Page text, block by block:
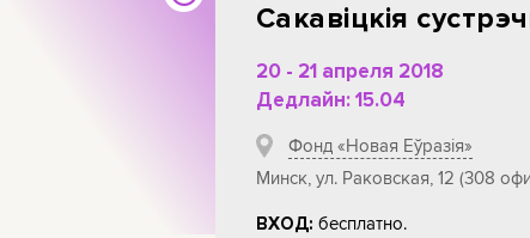
Сакавіцкія
20 - 21 апреля 2018
Дедлайн: 15.04
Фонд «Новая Еўразія»
Минск, ул. Раковская, 12 (308
ВХОД: бесплатно.